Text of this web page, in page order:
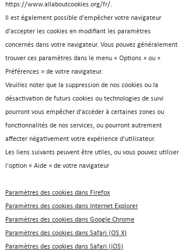
https://www.allaboutcookies.org/fr/.
Il est également possible d'empêcher votre navigateur
d'accepter les cookies en modifiant les paramètres
concernés dans votre navigateur. Vous pouvez généralement
trouver ces paramètres dans le menu « Options » ou «
Préférences » de votre navigateur.
Veuillez noter que la suppression de nos cookies ou la
désactivation de futurs cookies ou technologies de suivi
pourront vous empêcher d'accéder à certaines zones ou
fonctionnalités de nos services, ou pourront autrement
affecter négativement votre expérience d'utilisateur.
Les liens suivants peuvent être utiles, ou vous pouvez utiliser
l'option « Aide » de votre navigateur
Paramètres des cookies dans Firefox
Paramètres des cookies dans Internet Explorer
Paramètres des cookies dans Google Chrome
Paramètres des cookies dans Safari (OS X)
Paramètres des cookies dans Safari (iOS)